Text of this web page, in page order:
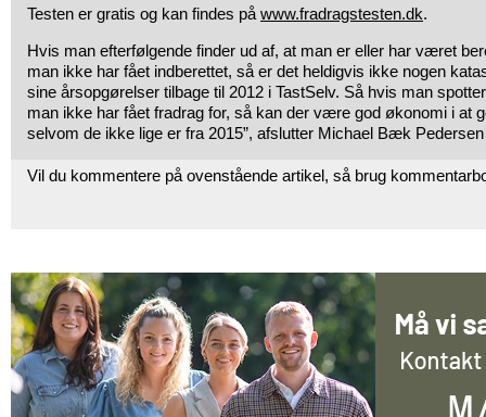
Testen er gratis og kan findes på www.fradragstesten.dk.
Hvis man efterfølgende finder ud af, at man er eller har været
man ikke har fået indberettet, så er det heldigvis ikke nogen
sine årsopgørelser tilbage til 2012 i TastSelv. Så hvis man
man ikke har fået fradrag for, så kan der være god økonomi i at
selvom de ikke lige er fra 2015”, afslutter Michael Bæk
Vil du kommentere på ovenstående artikel, så brug